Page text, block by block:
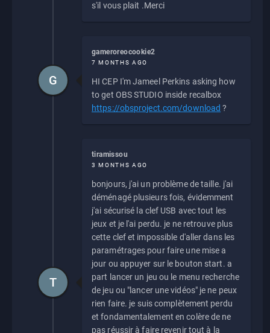
s'il vous plait .Merci
gameroreocookie2
7 MONTHS AGO
HI CEP I'm Jameel Perkins asking how
to get OBS STUDIO inside recalbox
https://obsproject.com/download ?
G
tiramissou
3 MONTHS AGO
bonjours, j'ai un problème de taille. j'ai
déménagé plusieurs fois, évidemment
j'ai sécurisé la clef USB avec tout les
jeux et je l'ai perdu. je ne retrouve plus
cette clef et impossible d'aller dans les
paramétrages pour faire une mise a
jour ou appuyer sur le bouton start. a
part lancer un jeu ou le menu recherche
de jeu ou "lancer une vidéos" je ne peux
rien faire. je suis complètement perdu
et fondamentalement en colère de ne
pas réussir à faire revenir tout à la
T